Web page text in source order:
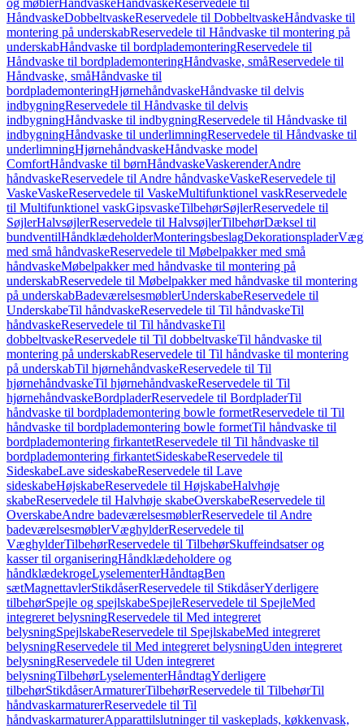
og møblerHåndvaskeHåndvaskeReservedele til
HåndvaskeDobbeltvaskeReservedele til DobbeltvaskeHåndvaske til
montering på underskabReservedele til Håndvaske til montering på
underskabHåndvaske til bordplademonteringReservedele til
Håndvaske til bordplademonteringHåndvaske, småReservedele til
Håndvaske, småHåndvaske til
bordplademonteringHjørnehåndvaskeHåndvaske til delvis
indbygningReservedele til Håndvaske til delvis
indbygningHåndvaske til indbygningReservedele til Håndvaske til
indbygningHåndvaske til underlimningReservedele til Håndvaske til
underlimningHjørnehåndvaskeHåndvaske model
ComfortHåndvaske til børnHåndvaskeVaskerenderAndre
håndvaskeReservedele til Andre håndvaskeVaskeReservedele til
VaskeVaskeReservedele til VaskeMultifunktionel vaskReservedele
til Multifunktionel vaskGipsvaskeTilbehørSøjlerReservedele til
SøjlerHalvsøjlerReservedele til HalvsøjlerTilbehørDæksel til
bundventilHåndklædeholderMonteringsbeslagDekorationsplader
med små håndvaskeReservedele til Møbelpakker med små
håndvaskeMøbelpakker med håndvaske til montering på
underskabReservedele til Møbelpakker med håndvaske til montering
på underskabBadeværelsesmøblerUnderskabeReservedele til
UnderskabeTil håndvaskeReservedele til Til håndvaskeTil
håndvaskeReservedele til Til håndvaskeTil
dobbeltvaskeReservedele til Til dobbeltvaskeTil håndvaske til
montering på underskabReservedele til Til håndvaske til montering
på underskabTil hjørnehåndvaskeReservedele til Til
hjørnehåndvaskeTil hjørnehåndvaskeReservedele til Til
hjørnehåndvaskeBordpladerReservedele til BordpladerTil
håndvaske til bordplademontering bowle formetReservedele til Til
håndvaske til bordplademontering bowle formetTil håndvaske til
bordplademontering firkantetReservedele til Til håndvaske til
bordplademontering firkantetSideskabeReservedele til
SideskabeLave sideskabeReservedele til Lave
sideskabeHøjskabeReservedele til HøjskabeHalvhøje
skabeReservedele til Halvhøje skabeOverskabeReservedele til
OverskabeAndre badeværelsesmøblerReservedele til Andre
badeværelsesmøblerVæghylderReservedele til
VæghylderTilbehørReservedele til TilbehørSkuffeindsatser og
kasser til organiseringHåndklædeholdere og
håndklædekrogeLyselementerHåndtagBen
sætMagnettavlerStikdåserReservedele til StikdåserYderligere
tilbehørSpejle og spejlskabeSpejleReservedele til SpejleMed
integreret belysningReservedele til Med integreret
belysningSpejlskabeReservedele til SpejlskabeMed integreret
belysningReservedele til Med integreret belysningUden integreret
belysningReservedele til Uden integreret
belysningTilbehørLyselementerHåndtagYderligere
tilbehørStikdåserArmaturerTilbehørReservedele til TilbehørTil
håndvaskarmaturerReservedele til Til
håndvaskarmaturerApparattilslutninger til vaskeplads, køkkenvask,